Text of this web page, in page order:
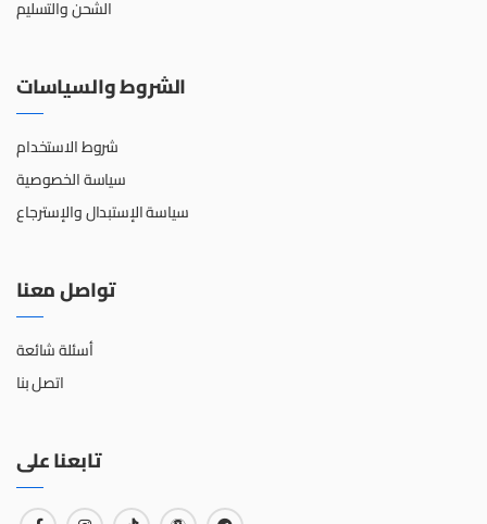
الشحن والتسليم
الشروط والسياسات
شروط الاستخدام
سياسة الخصوصية
سياسة الإستبدال والإسترجاع
تواصل معنا
أسئلة شائعة
اتصل بنا
تابعنا على